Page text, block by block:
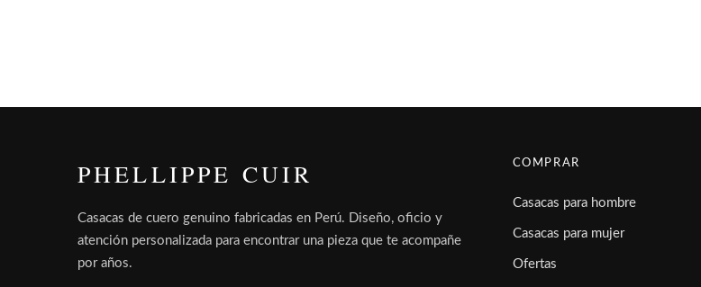
PHELLIPPE CUIR
Casacas de cuero genuino fabricadas en Perú. Diseño, oficio y
atención personalizada para encontrar una pieza que te acompañe
por años.
COMPRAR
Casacas para hombre
Casacas para mujer
Ofertas